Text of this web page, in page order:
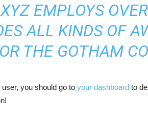
EMPLOYS
ALL KINDS OF
THE GOTHAM
you should go to your dashboard to